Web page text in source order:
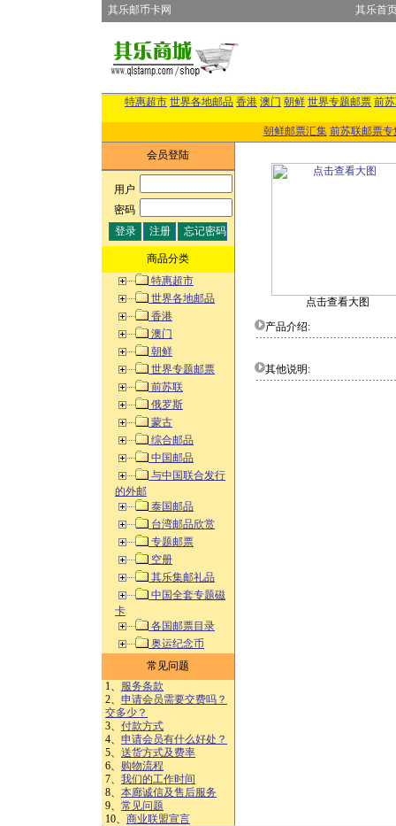
其乐邮币卡网 其乐首
特惠超市 世界各地邮品 香港 澳门 朝鲜 世界专题邮票 前
朝鲜邮票汇集 前苏联邮票专
会员登陆
用户:
密码:
商品分类
特惠超市
世界各地邮品
香港
澳门
朝鲜
世界专题邮票
前苏联
俄罗斯
蒙古
综合邮品
中国邮品
与中国联合发行
的外邮
泰国邮品
台湾邮品欣赏
专题邮票
空册
其乐集邮礼品
中国全套专题磁
卡
各国邮票目录
奥运纪念币
常见问题
1、 服务条款
2、 申请会员需要交费吗？
交多少？
3、 付款方式
4、 申请会员有什么好处？
5、 送货方式及费率
6、 购物流程
7、 我们的工作时间
8、 本廊诚信及售后服务
9、 常见问题
10、 商业联盟宣言
点击查看大图
产品介绍:
其他说明: